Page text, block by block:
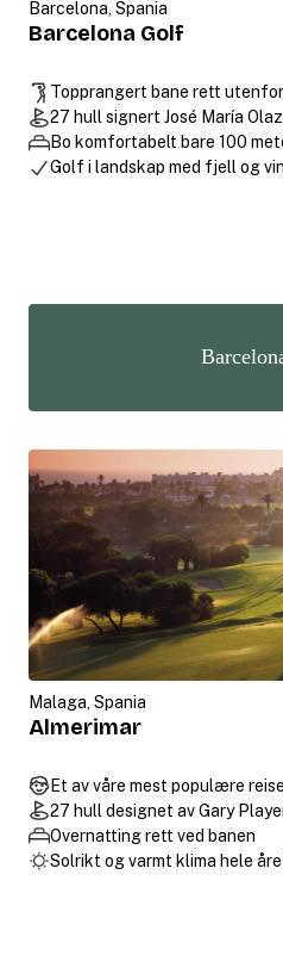
Barcelona, Spania
Barcelona Golf
Topprangert bane rett
27 hull signert José María
Bo komfortabelt bare 100
Golf i landskap med fjell og
Malaga, Spania
Almerimar
Et av våre mest populære
27 hull designet av Gary
Overnatting rett ved banen
Solrikt og varmt klima hele